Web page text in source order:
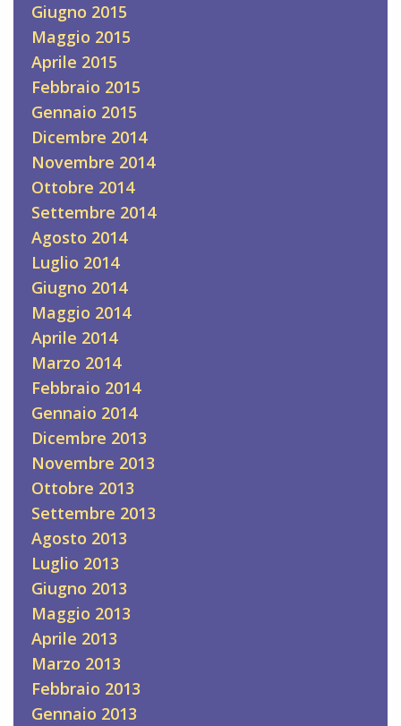
Giugno 2015
Maggio 2015
Aprile 2015
Febbraio 2015
Gennaio 2015
Dicembre 2014
Novembre 2014
Ottobre 2014
Settembre 2014
Agosto 2014
Luglio 2014
Giugno 2014
Maggio 2014
Aprile 2014
Marzo 2014
Febbraio 2014
Gennaio 2014
Dicembre 2013
Novembre 2013
Ottobre 2013
Settembre 2013
Agosto 2013
Luglio 2013
Giugno 2013
Maggio 2013
Aprile 2013
Marzo 2013
Febbraio 2013
Gennaio 2013